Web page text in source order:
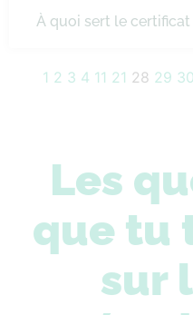
À quoi sert le
1 2 3 4 11 21 28 29 30
Les
que tu
sur